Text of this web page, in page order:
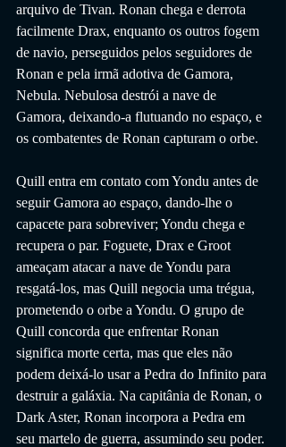
arquivo de Tivan. Ronan chega e derrota
facilmente Drax, enquanto os outros fogem
de navio, perseguidos pelos seguidores de
Ronan e pela irmã adotiva de Gamora,
Nebula. Nebulosa destrói a nave de
Gamora, deixando-a flutuando no espaço, e
os combatentes de Ronan capturam o orbe.
Quill entra em contato com Yondu antes de
seguir Gamora ao espaço, dando-lhe o
capacete para sobreviver; Yondu chega e
recupera o par. Foguete, Drax e Groot
ameaçam atacar a nave de Yondu para
resgatá-los, mas Quill negocia uma trégua,
prometendo o orbe a Yondu. O grupo de
Quill concorda que enfrentar Ronan
significa morte certa, mas que eles não
podem deixá-lo usar a Pedra do Infinito para
destruir a galáxia. Na capitânia de Ronan, o
Dark Aster, Ronan incorpora a Pedra em
seu martelo de guerra, assumindo seu poder.